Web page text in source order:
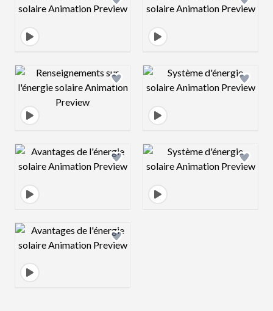
Design preview image Design preview
Design preview image Design preview
Design preview image